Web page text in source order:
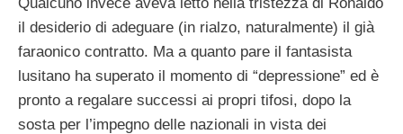
il desiderio di adeguare (in rialzo, naturalmente) il già
faraonico contratto. Ma a quanto pare il fantasista
lusitano ha superato il momento di “depressione” ed è
pronto a regalare successi ai propri tifosi, dopo la
sosta per l’impegno delle nazionali in vista dei